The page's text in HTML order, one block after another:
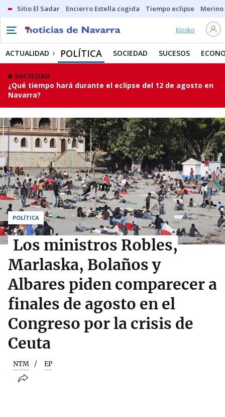
Sitio El Sadar Encierro Estella cogida Tiempo eclipse
Kiosko
ACTUALIDAD POLÍTICA SOCIEDAD SUCESOS
SOCIEDAD
¿Qué tiempo hará durante el eclipse del 12 de agosto en
Navarra?
POLÍTICA
Los ministros Robles,
Marlaska, Bolaños y
Albares piden comparecer a
finales de agosto en el
Congreso por la crisis de
Ceuta
NTM EP